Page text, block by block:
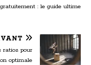
: le guide ultime
ratios pour
optimale